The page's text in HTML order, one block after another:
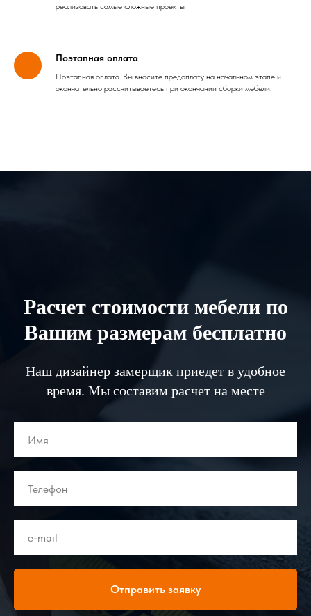
реализовать самые сложные проекты
Поэтапная оплата
Поэтапная оплата. Вы вносите предоплату на начальном этапе и
окончательно рассчитываетесь при окончании сборки мебели.
Расчет стоимости мебели по
Вашим размерам бесплатно
Наш дизайнер замерщик приедет в удобное
время. Мы составим расчет на месте
Отправить заявку